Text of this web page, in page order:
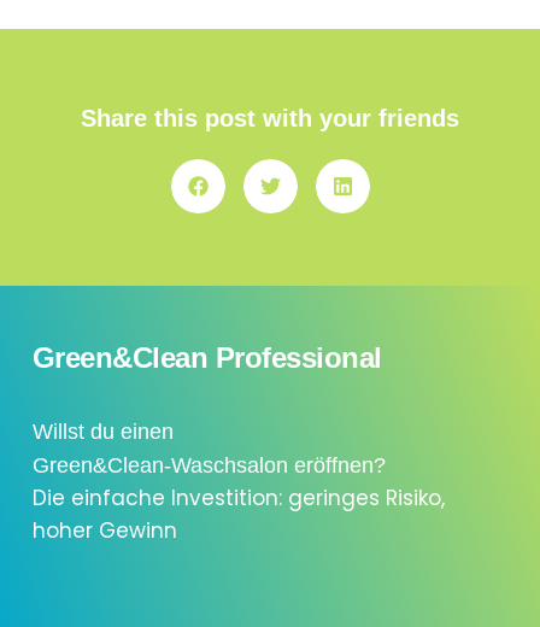
Share this post with your friends
Green&Clean Professional
Willst du einen
Green&Clean-Waschsalon eröffnen?
Die einfache Investition: geringes Risiko,
hoher Gewinn